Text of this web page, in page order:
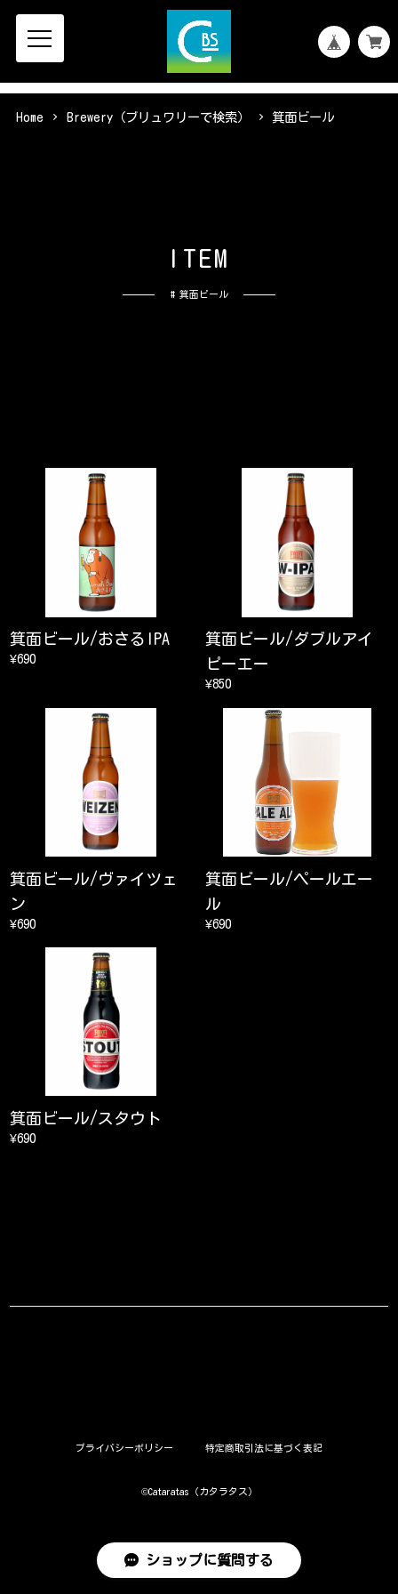
I TEM
# 箕面ビール
Home Brewery（ブリュワリーで検索） 箕面ビール
箕面ビール/おさるIPA
¥690
箕面ビール/ダブルアイ
ピーエー
¥850
箕面ビール/ヴァイツェ
ン
¥690
箕面ビール/ペールエー
ル
¥690
箕面ビール/スタウト
¥690
プライバシーポリシー 特定商取引法に基づく表記
©︎Cataratas（カタラタス）
ショップに質問する